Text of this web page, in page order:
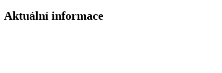
Aktuální informace